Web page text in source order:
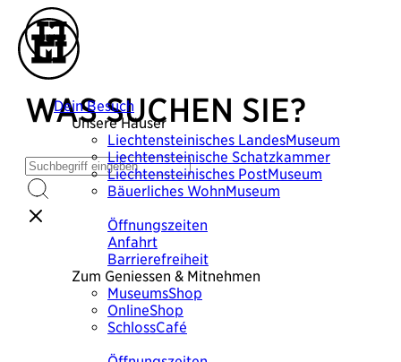
Dein Besuch
Unsere Häuser
Liechtensteinisches LandesMuseum
Liechtensteinische Schatzkammer
Liechtensteinisches PostMuseum
Bäuerliches WohnMuseum
Öffnungszeiten
Anfahrt
Barrierefreiheit
Zum Geniessen & Mitnehmen
MuseumsShop
OnlineShop
SchlossCafé
WAS SUCHEN SIE?